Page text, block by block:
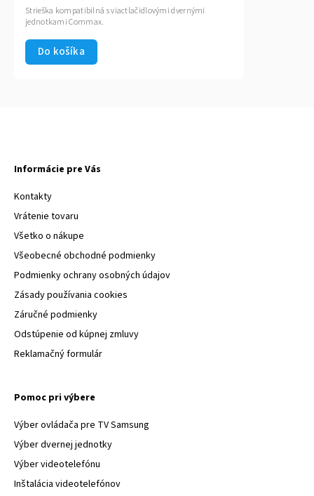
Do košíka
Strieška kompatibilná s viactlačidlovými dvernými
jednotkami Commax.
Informácie pre Vás
Kontakty
Vrátenie tovaru
Všetko o nákupe
Všeobecné obchodné podmienky
Podmienky ochrany osobných údajov
Zásady používania cookies
Záručné podmienky
Odstúpenie od kúpnej zmluvy
Reklamačný formulár
Pomoc pri výbere
Výber ovládača pre TV Samsung
Výber dvernej jednotky
Výber videotelefónu
Inštalácia videotelefónov